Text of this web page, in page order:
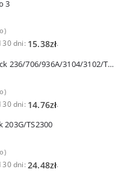
3
30 dni: 15.38zł.
Grot Q-T-1.5C do Quick 236/706/936A/3104/3102/TS1100
30 dni: 14.76zł.
203G/TS2300
30 dni: 24.48zł.